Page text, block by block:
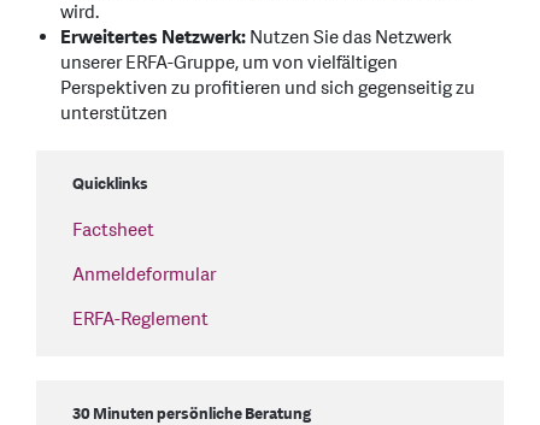
wird.
Erweitertes Netzwerk:Nutzen Sie das Netzwerk
unserer ERFA-Gruppe, um von vielfältigen
Perspektiven zu profitieren und sich gegenseitig zu
unterstützen
Quicklinks
Factsheet
Anmeldeformular
ERFA-Reglement
30 Minuten persönliche Beratung